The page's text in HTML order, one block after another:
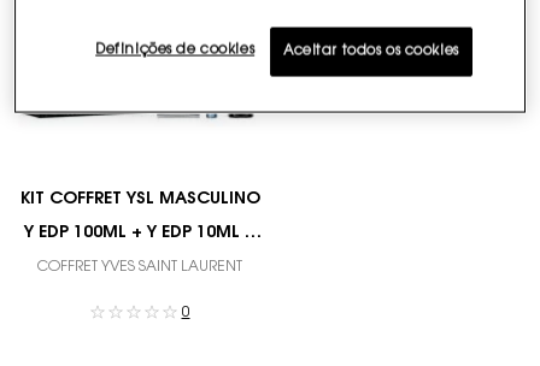
KIT COFFRET YSL MASCULINO
Y EDP 100ML + Y EDP 10ML +
GEL DE BANHO Y
COFFRET YVES SAINT LAURENT
0
Definições de cookies Aceitar todos os cookies